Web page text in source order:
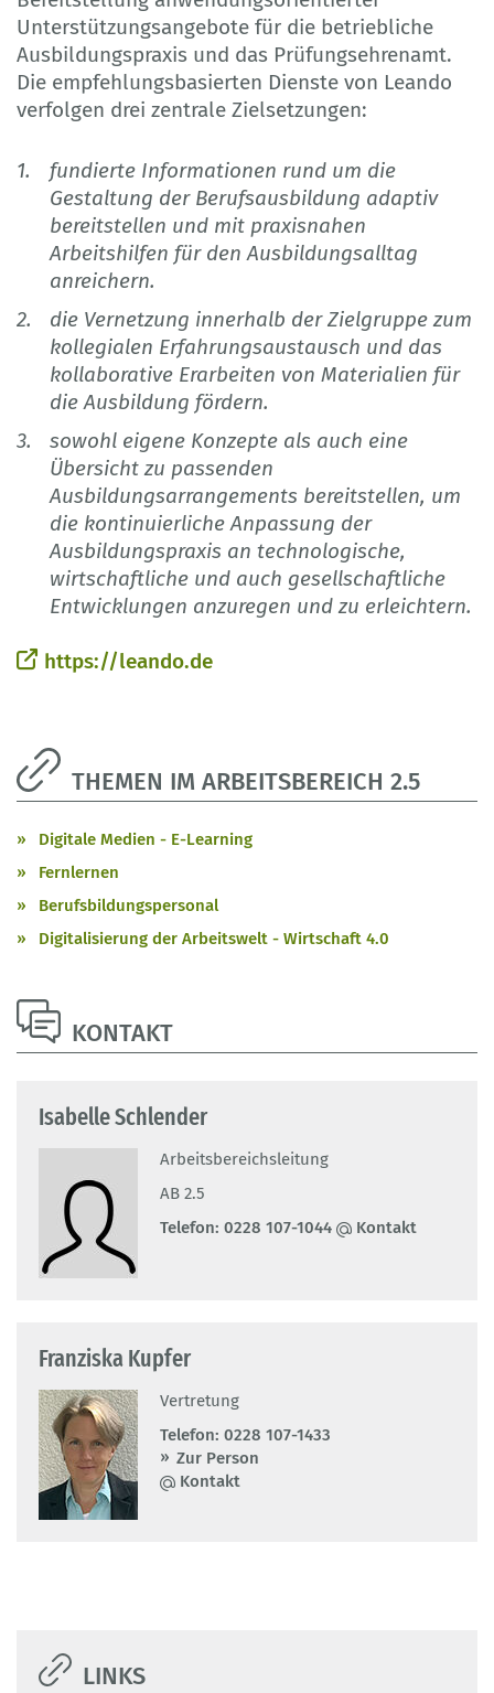
Unterstützungsangebote für die betriebliche
Ausbildungspraxis und das Prüfungsehrenamt.
Die empfehlungsbasierten Dienste von Leando
verfolgen drei zentrale Zielsetzungen:
fundierte Informationen rund um die
Gestaltung der Berufsausbildung adaptiv
bereitstellen und mit praxisnahen
Arbeitshilfen für den Ausbildungsalltag
anreichern.
die Vernetzung innerhalb der Zielgruppe zum
kollegialen Erfahrungsaustausch und das
kollaborative Erarbeiten von Materialien für
die Ausbildung fördern.
sowohl eigene Konzepte als auch eine
Übersicht zu passenden
Ausbildungsarrangements bereitstellen, um
die kontinuierliche Anpassung der
Ausbildungspraxis an technologische,
wirtschaftliche und auch gesellschaftliche
Entwicklungen anzuregen und zu erleichtern.
https://leando.de
THEMEN IM ARBEITSBEREICH 2.5
Digitale Medien - E-Learning
Fernlernen
Berufsbildungspersonal
Digitalisierung der Arbeitswelt - Wirtschaft 4.0
KONTAKT
Isabelle Schlender
Arbeitsbereichsleitung
AB 2.5
Telefon: 0228 107-1044 Kontakt
Franziska Kupfer
Vertretung
Telefon: 0228 107-1433
Zur Person
Kontakt
LINKS